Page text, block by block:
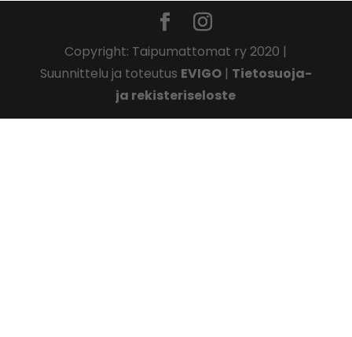
Copyright: Taipumattomat ry 2020 |
Suunnittelu ja toteutus EVIGO| Tietosuoja-
ja rekisteriseloste